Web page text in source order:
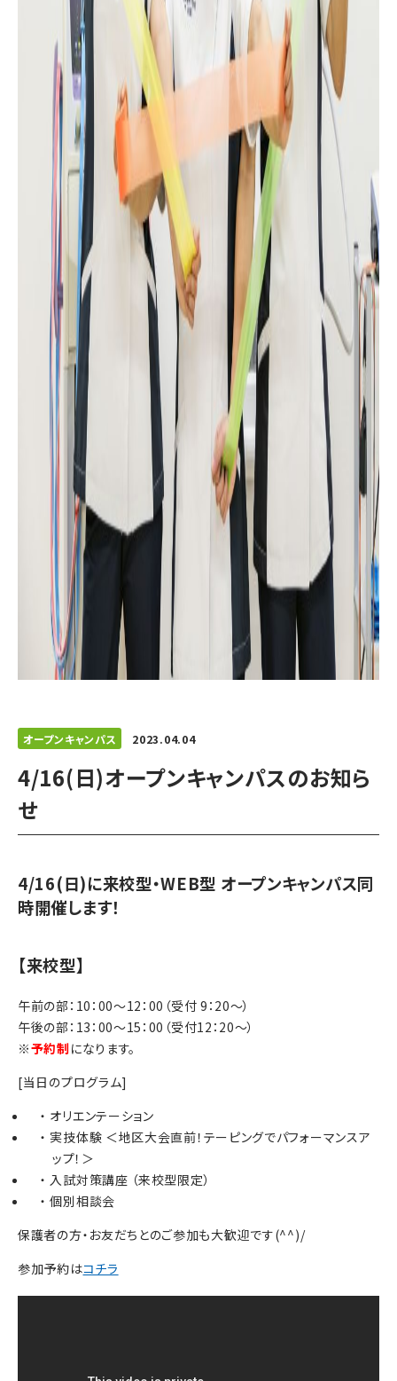
オープンキャンパス 2023.04.04
4/16(日)オープンキャンパスのお知ら
せ
4/16(日)に来校型・WEB型 オープンキャンパス同
時開催します！
【来校型】
午前の部：10：00～12：00（受付 9：20～）
午後の部：13：00～15：00（受付12：20～）
※予約制になります。
[当日のプログラム]
オリエンテーション
実技体験 ＜地区大会直前！テーピングでパフォーマンスア
ップ！＞
入試対策講座 （来校型限定）
個別相談会
保護者の方・お友だちとのご参加も大歓迎です(^^)/
参加予約はコチラ